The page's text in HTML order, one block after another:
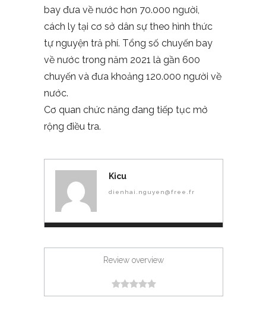
bay đưa về nước hơn 70.000 người,
cách ly tại cơ sở dân sự theo hình thức
tự nguyện trả phí. Tổng số chuyến bay
về nước trong năm 2021 là gần 600
chuyến và đưa khoảng 120.000 người về
nước.
Cơ quan chức năng đang tiếp tục mở
rộng điều tra.
Kicu
dienhai.nguyen@free.fr
Review overview